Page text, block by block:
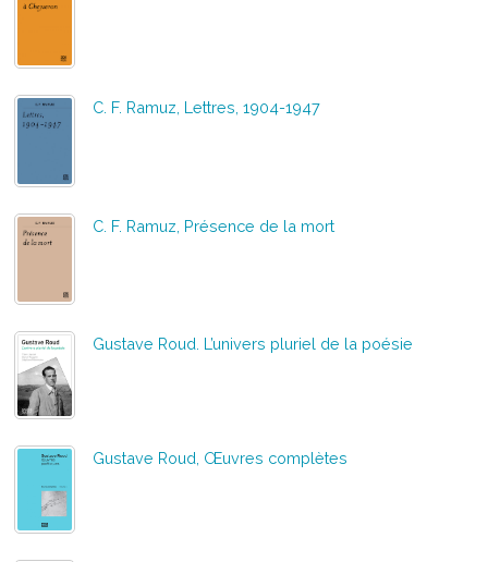
C. F. Ramuz, Lettres, 1904-1947
C. F. Ramuz, Présence de la mort
Gustave Roud. L’univers pluriel de la poésie
Gustave Roud, Œuvres complètes